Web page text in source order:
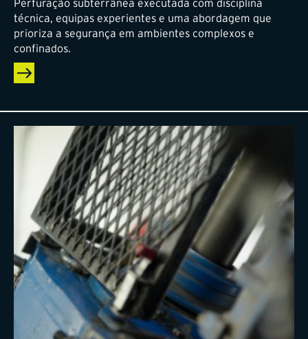
Perfuração subterrânea executada com disciplina
técnica, equipas experientes e uma abordagem que
prioriza a segurança em ambientes complexos e
confinados.